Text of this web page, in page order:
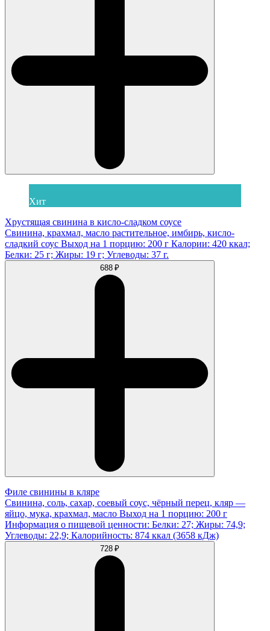
Хит
Хрустящая свинина в кисло-сладком соусе
Свинина, крахмал, масло растительное, имбирь, кисло-
сладкий соус Выход на 1 порцию: 200 г Калории: 420 ккал;
Белки: 25 г; Жиры: 19 г; Углеводы: 37 г.
688 ₽
Филе свинины в кляре
Свинина, соль, сахар, соевый соус, чёрный перец, кляр —
яйцо, мука, крахмал, масло Выход на 1 порцию: 200 г
Информация о пищевой ценности: Белки: 27; Жиры: 74,9;
Углеводы: 22,9; Калорийность: 874 ккал (3658 кДж)
728 ₽